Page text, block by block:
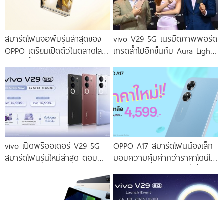
สมาร์ตโฟนจอพับรุ่นล่าสุดของ
OPPO เตรียมเปิดตัวในตลาดโลก
vivo V29 5G เนรมิตภาพพอร์ต
เทรตล้ำไปอีกขั้นกับ Aura Light
โดดเด่นด้วยสุนทรียศาสตร์แห่ง
vivo เปิดพรีออเดอร์ V29 5G
สมาร์ตโฟนรุ่นใหม่ล่าสุด ตอบ
ราคาเริ่มต้นเพียง 14,999 บาท
จัดเต็มกับโปรโมชันพิเศษก่อนใคร
OPPO A17 สมาร์ตโฟนน้องเล็ก
มอบความคุ้มค่ากว่าราคาโดนใจ
ราคาใหม่เพียง 4,599 บาท
เท่านั้น!